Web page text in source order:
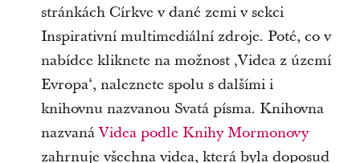
stránkách Církve v dané zemi v sekci
Inspirativní multimediální zdroje. Poté, co v
nabídce kliknete na možnost ‚Videa z území
Evropa‘, naleznete spolu s dalšími i
knihovnu nazvanou Svatá písma. Knihovna
nazvanáVidea podle Knihy Mormonovy
zahrnuje všechna videa, která byla doposud